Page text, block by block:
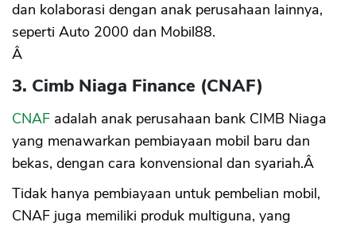
dan kolaborasi dengan anak perusahaan lainnya,
seperti Auto 2000 dan Mobil88.
Â
3. Cimb Niaga Finance (CNAF)
CNAF adalah anak perusahaan bank CIMB Niaga
yang menawarkan pembiayaan mobil baru dan
bekas, dengan cara konvensional dan syariah.Â
Tidak hanya pembiayaan untuk pembelian mobil,
CNAF juga memiliki produk multiguna, yang